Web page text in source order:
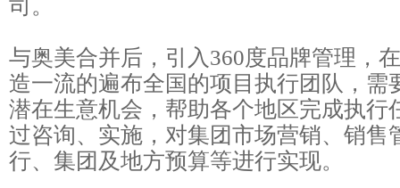
司。
与奥美合并后，引入360度品牌管理，
造一流的遍布全国的项目执行团队，需
潜在生意机会，帮助各个地区完成执行
过咨询、实施，对集团市场营销、销售
行、集团及地方预算等进行实现。